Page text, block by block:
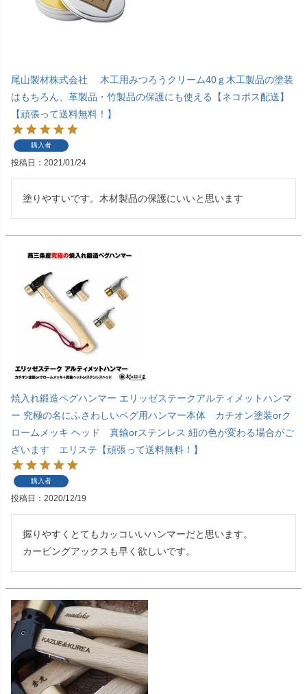
尾山製材株式会社 木工用みつろうクリーム40ｇ木工製品の塗装
はもちろん、革製品・竹製品の保護にも使える【ネコポス配送】
【頑張って送料無料！】
購入者
投稿日 2021/01/24
塗りやすいです。木材製品の保護にいいと思います
焼入れ鍛造ペグハンマー エリッゼステークアルティメットハンマ
ー 究極の名にふさわしいペグ用ハンマー本体 カチオン塗装orク
ロームメッキ ヘッド 真鍮orステンレス 紐の色が変わる場合がご
ざいます エリステ【頑張って送料無料！】
購入者
投稿日 2020/12/19
握りやすくとてもカッコいいハンマーだと思います。